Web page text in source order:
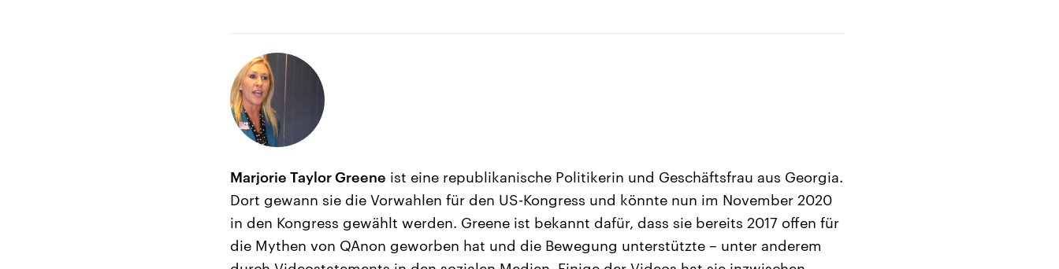
Marjorie Taylor Greene ist eine republikanische Politikerin und Geschäftsfrau aus Georgia.
Dort gewann sie die Vorwahlen für den US-Kongress und könnte nun im November 2020
in den Kongress gewählt werden. Greene ist bekannt dafür, dass sie bereits 2017 offen für
die Mythen von QAnon geworben hat und die Bewegung unterstützte – unter anderem